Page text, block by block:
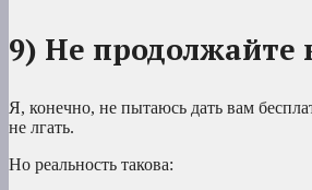
9) Не продолжайте
Я, конечно, не пытаюсь дать вам
не лгать.
Но реальность такова: